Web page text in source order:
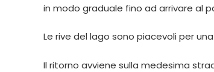
in modo graduale fino ad arrivare al
Le rive del lago sono piacevoli per
Il ritorno avviene sulla medesima